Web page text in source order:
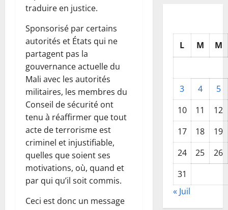
traduire en justice.
Sponsorisé par certains
autorités et États qui ne
partagent pas la
gouvernance actuelle du
Mali avec les autorités
militaires, les membres du
Conseil de sécurité ont
tenu à réaffirmer que tout
acte de terrorisme est
criminel et injustifiable,
quelles que soient ses
motivations, où, quand et
par qui qu’il soit commis.
Ceci est donc un message
L M M
3 4
5
10
11
12
17
18
19
24
25
26
31
« Juil